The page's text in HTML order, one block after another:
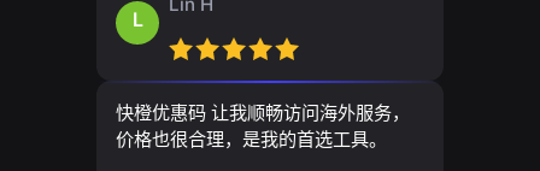
L
快橙优惠码 让我顺畅访问海外服务，
价格也很合理，是我的首选工具。